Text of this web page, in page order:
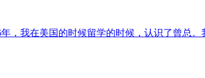
，我在美国的时候留学的时候，认识了曾总